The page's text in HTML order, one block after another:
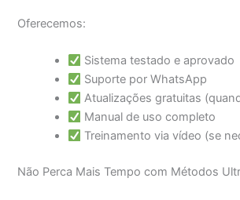
Oferecemos:
Sistema testado e aprovado
Suporte por WhatsApp
Atualizações gratuitas
Manual de uso completo
Treinamento via vídeo (se
Não Perca Mais Tempo com Métodos